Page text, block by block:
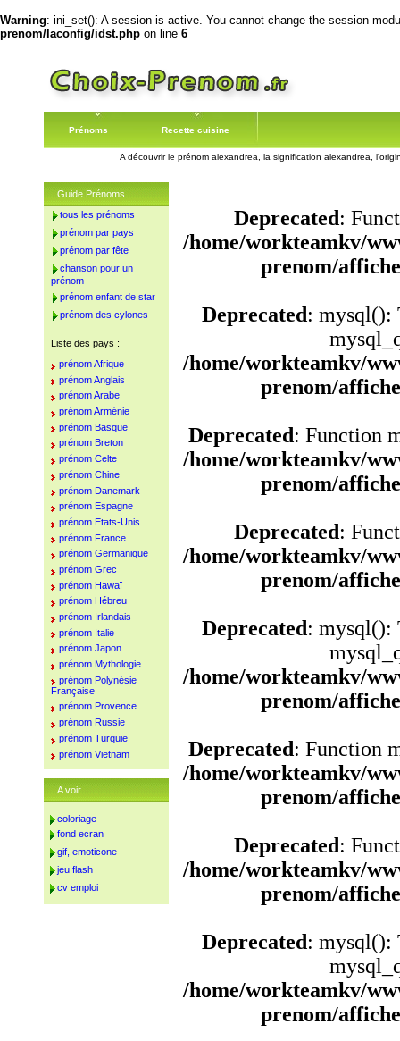
Warning: ini_set(): A session is active. You cannot change the session
prenom/laconfig/idst.php on line 6
Prénoms Recette cuisine
A découvrir le prénom alexandrea, la signification alexandrea,
Deprecated:
/home/workteamkv/
prenom/
Deprecated: mysql():
/home/workteamkv/
prenom/
Deprecated: Function
/home/workteamkv/
prenom/
Deprecated:
/home/workteamkv/
prenom/
Deprecated: mysql():
/home/workteamkv/
prenom/
Deprecated: Function
/home/workteamkv/
prenom/
Deprecated:
/home/workteamkv/
prenom/
Deprecated: mysql():
/home/workteamkv/
prenom/
Guide Prénoms
tous les prénoms
prénom par pays
prénom par fête
chanson pour un
prénom
prénom enfant de star
prénom des cylones
Liste des pays :
prénom Afrique
prénom Anglais
prénom Arabe
prénom Arménie
prénom Basque
prénom Breton
prénom Celte
prénom Chine
prénom Danemark
prénom Espagne
prénom Etats-Unis
prénom France
prénom Germanique
prénom Grec
prénom Hawaï
prénom Hébreu
prénom Irlandais
prénom Italie
prénom Japon
prénom Mythologie
prénom Polynésie
Française
prénom Provence
prénom Russie
prénom Turquie
prénom Vietnam
A voir
coloriage
fond ecran
gif, emoticone
jeu flash
cv emploi